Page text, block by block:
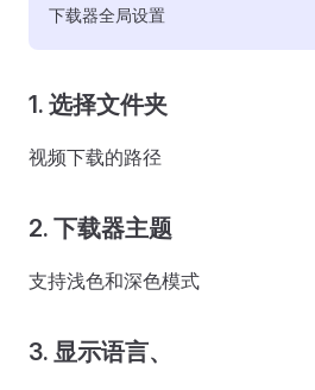
下载器全局设置
1. 选择文件夹
视频下载的路径
2. 下载器主题
支持浅色和深色模式
3. 显示语言、